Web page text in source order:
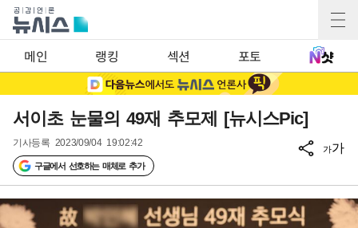
메인 랭킹 섹션 포토
서이초 눈물의 49재 추모제 [뉴시스Pic]
기사등록 2023/09/04 19:02:42
구글에서 선호하는 매체로 추가
가가